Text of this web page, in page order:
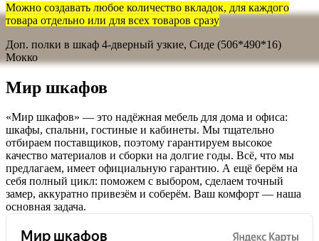
Можно создавать любое количество вкладок, для каждого
товара отдельно или для всех товаров сразу
Доп. полки в шкаф 4-дверный узкие, Сиде (506*490*16)
Мокко
Мир шкафов
«Мир шкафов» — это надёжная мебель для дома и офиса:
шкафы, спальни, гостиные и кабинеты. Мы тщательно
отбираем поставщиков, поэтому гарантируем высокое
качество материалов и сборки на долгие годы. Всё, что мы
предлагаем, имеет официальную гарантию. А ещё берём на
себя полный цикл: поможем с выбором, сделаем точный
замер, аккуратно привезём и соберём. Ваш комфорт — наша
основная задача.